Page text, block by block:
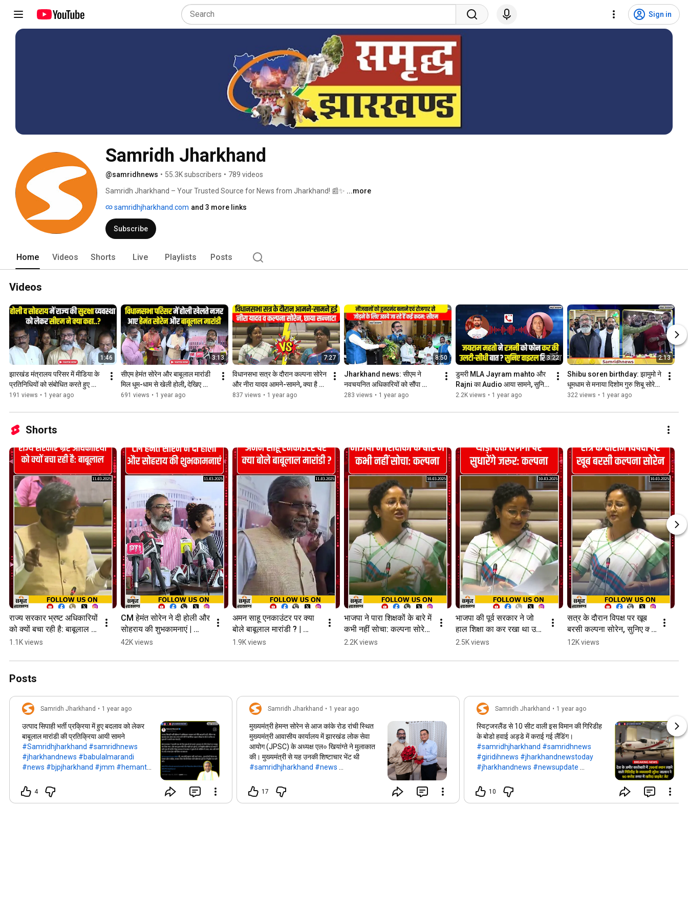
Sign in
Samridh Jharkhand
@samridhnews • 55.3K subscribers • 789 videos
Samridh Jharkhand – Your Trusted Source for News from Jharkhand! 📰✨ ...more
samridhjharkhand.com and 3 more links
Subscribe
Home Videos Shorts Live Playlists Posts
Videos
1:46
झारखंड मंत्रालय परिसर में मीडिया के
प्रतिनिधियों को संबोधित करते हुए
मुख्यमंत्री हेमंत सोरेन
191 views • 1 year ago
3:13
सीएम हेमंत सोरेन और बाबूलाल मारांडी
मिल धूम-धाम से खेली होली, देखिए
वीडियो | Hemant soren
691 views • 1 year ago
7:27
विधानसभा सत्र के दौरान कल्पना सोरेन
और नीरा यादव आमने-सामने, क्या है
वजह ? | Jharkhand news
837 views • 1 year ago
8:50
Jharkhand news: सीएम ने
नवचयनित अधिकारियों को सौंपा
नियुक्ति पत्र, सुनिए क्या कहा  |
283 views • 1 year ago
3:22
डुमरी MLA Jayram mahto और
Rajni का Audio आया सामने, सुनिए
जयराम महतो ने क्या-क्या कहा?
2.2K views • 1 year ago
2:13
Shibu soren birthday: झामुमो ने
धूमधाम से मनाया दिशोम गुरु शिबू सोरेन
का जन्मदिन | Hemant soren
322 views • 1 year ago
Shorts
राज्य सरकार भ्रष्ट अधिकारियों
को क्यों बचा रही है: बाबूलाल
मारांडी | Babulal marandi
1.1K views
CM हेमंत सोरेन ने दी होली और
सोहराय की शुभकामनाएं |
Hemant soren |
42K views
अमन साहू एनकाउंटर पर क्या
बोले बाबूलाल मारांडी ? |
Babulal marandi |
1.9K views
भाजपा ने पारा शिक्षकों के बारे में
कभी नहीं सोचा: कल्पना सोरेन |
Kalpana soren |
2.2K views
भाजपा की पूर्व सरकार ने जो
हाल शिक्षा का कर रखा था उसे
सुधारेंगे: कल्पना सोरेन |
2.5K views
सत्र के दौरान विपक्ष पर खूब
बरसी कल्पना सोरेन, सुनिए क्या
कहा | Kalpana soren
12K views
Posts
Samridh Jharkhand • 1 year ago
उत्पाद सिपाही भर्ती प्रक्रिया में हुए बदलाव को लेकर
बाबूलाल मारांडी की प्रतिक्रिया आयी सामने
#Samridhjharkhand #samridhnews
#jharkhandnews #babulalmarandi
#news #bjpjharkhand #jmm #hemant
4
Samridh Jharkhand • 1 year ago
मुख्यमंत्री हेमन्त सोरेन से आज कांके रोड रांची स्थित
मुख्यमंत्री आवासीय कार्यालय में झारखंड लोक सेवा
आयोग (JPSC) के अध्यक्ष एल० खियांग्ते ने मुलाकात
#samridhjharkhand #news
17
Samridh Jharkhand • 1 year ago
स्विट्जरलैंड से 10 सीट वाली इस विमान की गिरिडीह
के बोडो हवाई अड्डे में कराई गई लैंडिंग।
#samridhjharkhand #samridhnews
#giridihnews #jharkhandnewstoday
#jharkhandnews #newsupdate
10